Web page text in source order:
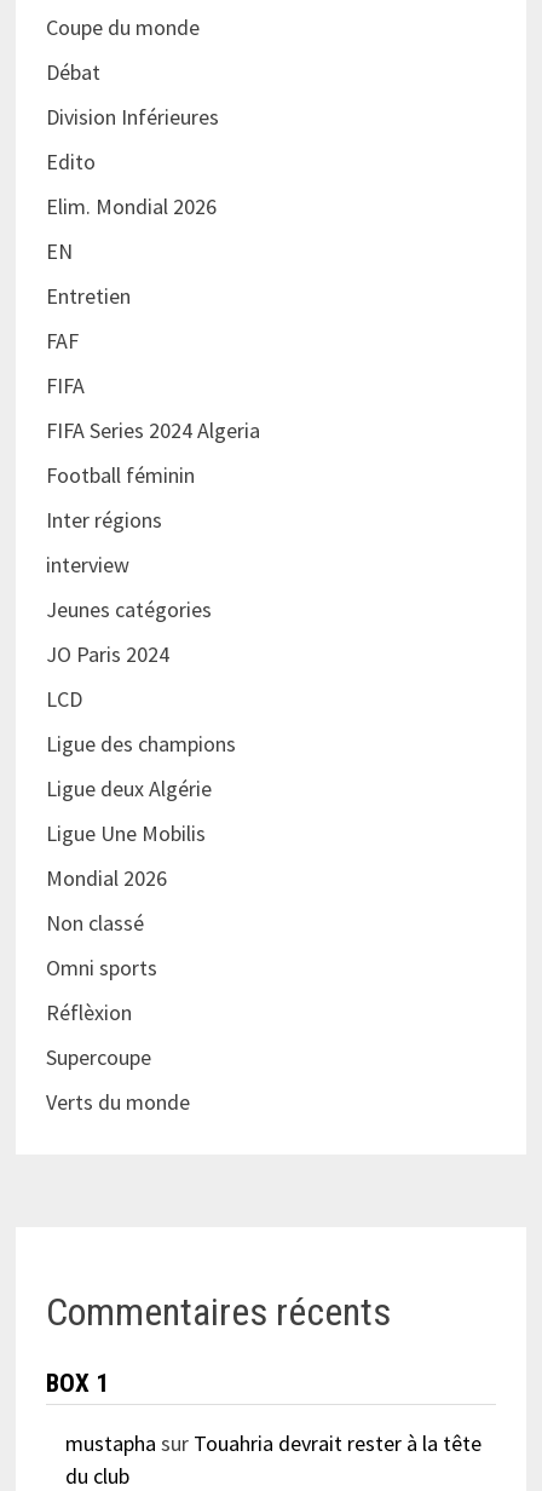
Coupe du monde
Débat
Division Inférieures
Edito
Elim. Mondial 2026
EN
Entretien
FAF
FIFA
FIFA Series 2024 Algeria
Football féminin
Inter régions
interview
Jeunes catégories
JO Paris 2024
LCD
Ligue des champions
Ligue deux Algérie
Ligue Une Mobilis
Mondial 2026
Non classé
Omni sports
Réflèxion
Supercoupe
Verts du monde
Commentaires récents
BOX 1
mustapha sur Touahria devrait rester à la tête
du club